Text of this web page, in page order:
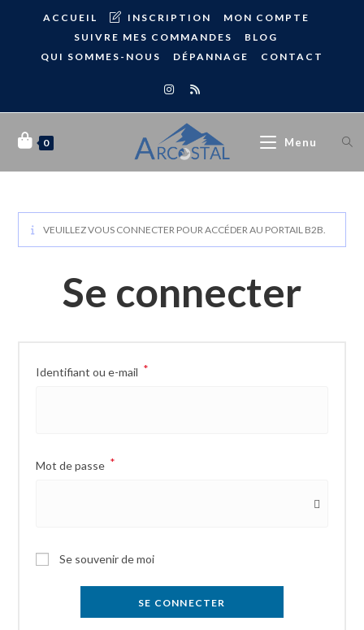
ACCUEIL INSCRIPTION
MON COMPTE
SUIVRE MES COMMANDES
BLOG
QUI SOMMES-NOUS
DÉPANNAGE CONTACT
0 Menu
VEUILLEZ VOUS CONNECTER POUR ACCÉDER AU PORTAIL B2B.
Se connecter
Identifiant ou e-mail *
Mot de passe *
Se souvenir de moi
SE CONNECTER